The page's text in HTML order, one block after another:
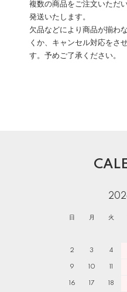
複数の商品をご注文いただ
発送いたします。
欠品などにより商品が揃わ
くか、キャンセル対応をさ
す。予めご了承ください。
日 月 火
2 3 4
9 10 11
16 17 18